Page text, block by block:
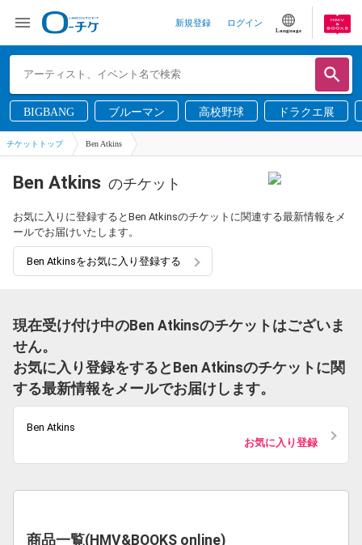
新規登録 ログイン
Language
BIGBANG ブルーマン 高校野球 ドラクエ展
チケットトップ Ben Atkins
Ben Atkins のチケット
お気に入りに登録するとBen Atkinsのチケットに関連する最新情報をメ
ールでお届けいたします。
Ben Atkinsをお気に入り登録する
現在受け付け中のBen Atkinsのチケットはございま
せん。
お気に入り登録をするとBen Atkinsのチケットに関
する最新情報をメールでお届けします。
Ben Atkins
お気に入り登録
商品一覧(HMV&BOOKS online)